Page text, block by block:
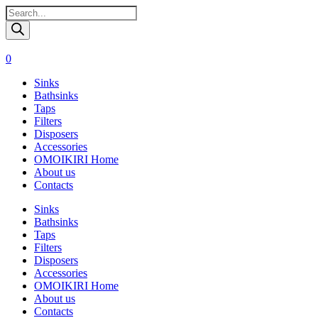
Поиск
товаров
0
Sinks
Bathsinks
Taps
Filters
Disposers
Accessories
OMOIKIRI Home
About us
Contacts
Sinks
Bathsinks
Taps
Filters
Disposers
Accessories
OMOIKIRI Home
About us
Contacts